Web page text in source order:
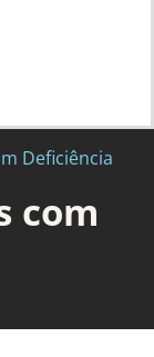
Deficiência
com